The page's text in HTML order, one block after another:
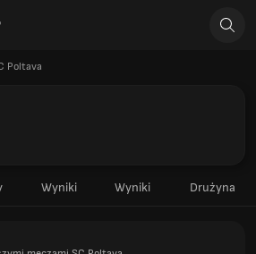
Poltava
Wyniki Wyniki Drużyna